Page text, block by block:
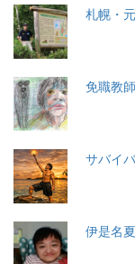
札幌・
免職教
サバイ
伊是名